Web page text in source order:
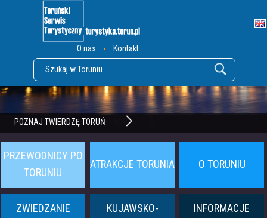
O nas Kontakt
POZNAJ TWIERDZĘ TORUŃ
PRZEWODNICY PO
TORUNIU
ATRAKCJE TORUNIA O TORUNIU
ZWIEDZANIE
KUJAWSKO-
INFORMACJE